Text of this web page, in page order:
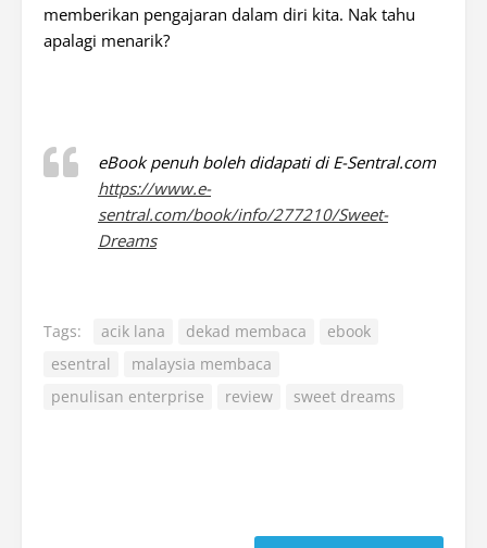
memberikan pengajaran dalam diri kita. Nak tahu
apalagi menarik?
eBook penuh boleh didapati di E-Sentral.com
https://www.e-
sentral.com/book/info/277210/Sweet-
Dreams
Tags: acik lana dekad membaca
ebook
esentral
malaysia membaca
penulisan enterprise
review sweet dreams